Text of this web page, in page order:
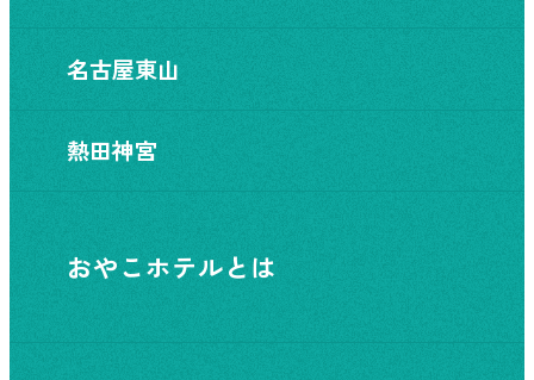
名古屋東山
熱田神宮
おやこホテルとは